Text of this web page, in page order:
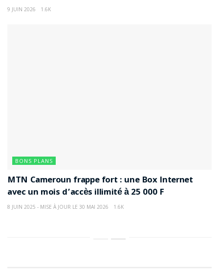
9 JUIN 2026 1.6K
BONS PLANS
MTN Cameroun frappe fort : une Box Internet
avec un mois d’accès illimité à 25 000 F
8 JUIN 2025 - MISE À JOUR LE 30 MAI 2026 1.6K